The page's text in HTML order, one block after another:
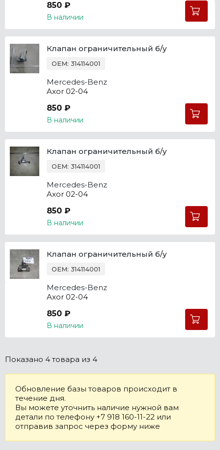
850 ₽
В наличии
Клапан ограничительный б/у
OEM: 314114001
Mercedes-Benz
Axor 02-04
850 ₽
В наличии
Клапан ограничительный б/у
OEM: 314114001
Mercedes-Benz
Axor 02-04
850 ₽
В наличии
Клапан ограничительный б/у
OEM: 314114001
Mercedes-Benz
Axor 02-04
850 ₽
В наличии
Показано 4 товара из 4
Обновление базы товаров происходит в
течение дня.
Вы можете уточнить наличие нужной вам
детали по телефону +7 918 160-11-22 или
отправив запрос через форму ниже